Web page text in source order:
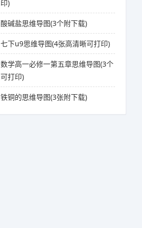
印)
酸碱盐思维导图(3个附下载)
七下u9思维导图(4张高清晰可打印)
数学高一必修一第五章思维导图(3个
可打印)
铁铜的思维导图(3张附下载)